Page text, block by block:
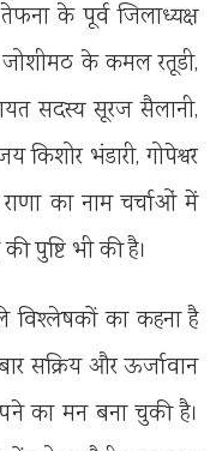
के पूर्व जिलाध्यक्ष
जोशीमठ के कमल रतूडी,
सदस्य सूरज सैलानी,
किशोर भंडारी, गोपेश्वर
का नाम चर्चाओं में
पुष्टि भी की है।
विश्लेषकों का कहना है
सक्रिय और ऊर्जावान
का मन बना चुकी है।